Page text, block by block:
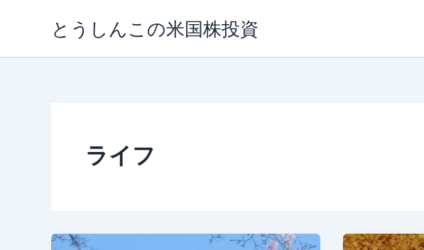
とうしんこの米国株投資
ライフ